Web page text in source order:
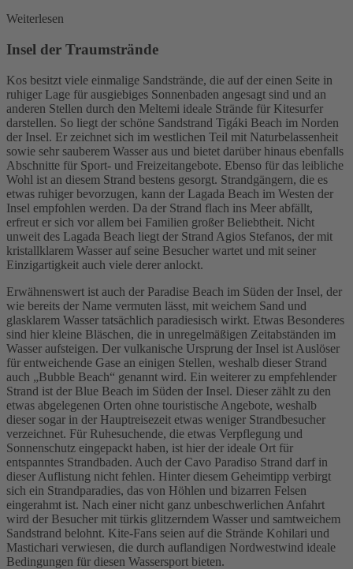
Weiterlesen
Insel der Traumstrände
Kos besitzt viele einmalige Sandstrände, die auf der einen Seite in
ruhiger Lage für ausgiebiges Sonnenbaden angesagt sind und an
anderen Stellen durch den Meltemi ideale Strände für Kitesurfer
darstellen. So liegt der schöne Sandstrand Tigáki Beach im Norden
der Insel. Er zeichnet sich im westlichen Teil mit Naturbelassenheit
sowie sehr sauberem Wasser aus und bietet darüber hinaus ebenfalls
Abschnitte für Sport- und Freizeitangebote. Ebenso für das leibliche
Wohl ist an diesem Strand bestens gesorgt. Strandgängern, die es
etwas ruhiger bevorzugen, kann der Lagada Beach im Westen der
Insel empfohlen werden. Da der Strand flach ins Meer abfällt,
erfreut er sich vor allem bei Familien großer Beliebtheit. Nicht
unweit des Lagada Beach liegt der Strand Agios Stefanos, der mit
kristallklarem Wasser auf seine Besucher wartet und mit seiner
Einzigartigkeit auch viele derer anlockt.
Erwähnenswert ist auch der Paradise Beach im Süden der Insel, der
wie bereits der Name vermuten lässt, mit weichem Sand und
glasklarem Wasser tatsächlich paradiesisch wirkt. Etwas Besonderes
sind hier kleine Bläschen, die in unregelmäßigen Zeitabständen im
Wasser aufsteigen. Der vulkanische Ursprung der Insel ist Auslöser
für entweichende Gase an einigen Stellen, weshalb dieser Strand
auch „Bubble Beach“ genannt wird. Ein weiterer zu empfehlender
Strand ist der Blue Beach im Süden der Insel. Dieser zählt zu den
etwas abgelegenen Orten ohne touristische Angebote, weshalb
dieser sogar in der Hauptreisezeit etwas weniger Strandbesucher
verzeichnet. Für Ruhesuchende, die etwas Verpflegung und
Sonnenschutz eingepackt haben, ist hier der ideale Ort für
entspanntes Strandbaden. Auch der Cavo Paradiso Strand darf in
dieser Auflistung nicht fehlen. Hinter diesem Geheimtipp verbirgt
sich ein Strandparadies, das von Höhlen und bizarren Felsen
eingerahmt ist. Nach einer nicht ganz unbeschwerlichen Anfahrt
wird der Besucher mit türkis glitzerndem Wasser und samtweichem
Sandstrand belohnt. Kite-Fans seien auf die Strände Kohilari und
Mastichari verwiesen, die durch auflandigen Nordwestwind ideale
Bedingungen für diesen Wassersport bieten.